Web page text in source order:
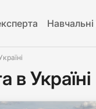
в Україні